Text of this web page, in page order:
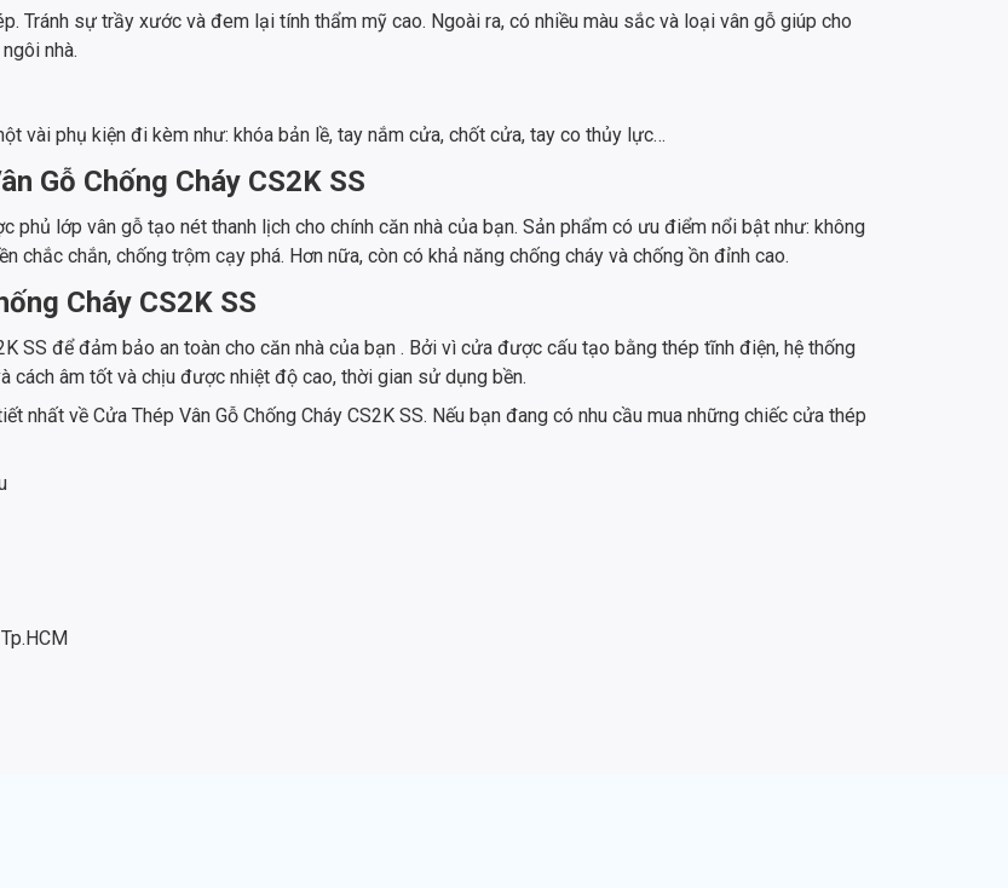
Tránh sự trầy xước và đem lại tính thẩm mỹ cao. Ngoài ra, có nhiều màu sắc và loại vân gỗ giúp cho
nhà.
vài phụ kiện đi kèm như: khóa bản lề, tay nắm cửa, chốt cửa, tay co thủy lực…
Gỗ Chống Cháy CS2K SS
lớp vân gỗ tạo nét thanh lịch cho chính căn nhà của bạn. Sản phẩm có ưu điểm nổi bật như: không
chắc chắn, chống trộm cạy phá. Hơn nữa, còn có khả năng chống cháy và chống ồn đỉnh cao.
Cháy CS2K SS
SS để đảm bảo an toàn cho căn nhà của bạn . Bởi vì cửa được cấu tạo bằng thép tĩnh điện, hệ thống
cách âm tốt và chịu được nhiệt độ cao, thời gian sử dụng bền.
nhất về Cửa Thép Vân Gỗ Chống Cháy CS2K SS. Nếu bạn đang có nhu cầu mua những chiếc cửa thép